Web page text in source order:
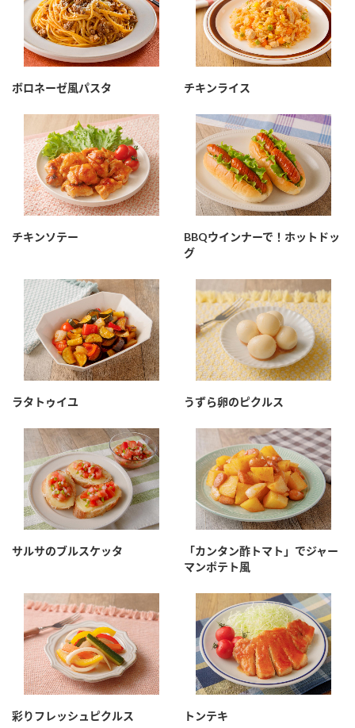
ボロネーゼ風パスタ チキンライス
チキンソテー
BBQウインナーで！ホットドッ
グ
ラタトゥイユ うずら卵のピクルス
サルサのブルスケッタ
「カンタン酢トマト」でジャー
マンポテト風
彩りフレッシュピクルス トンテキ